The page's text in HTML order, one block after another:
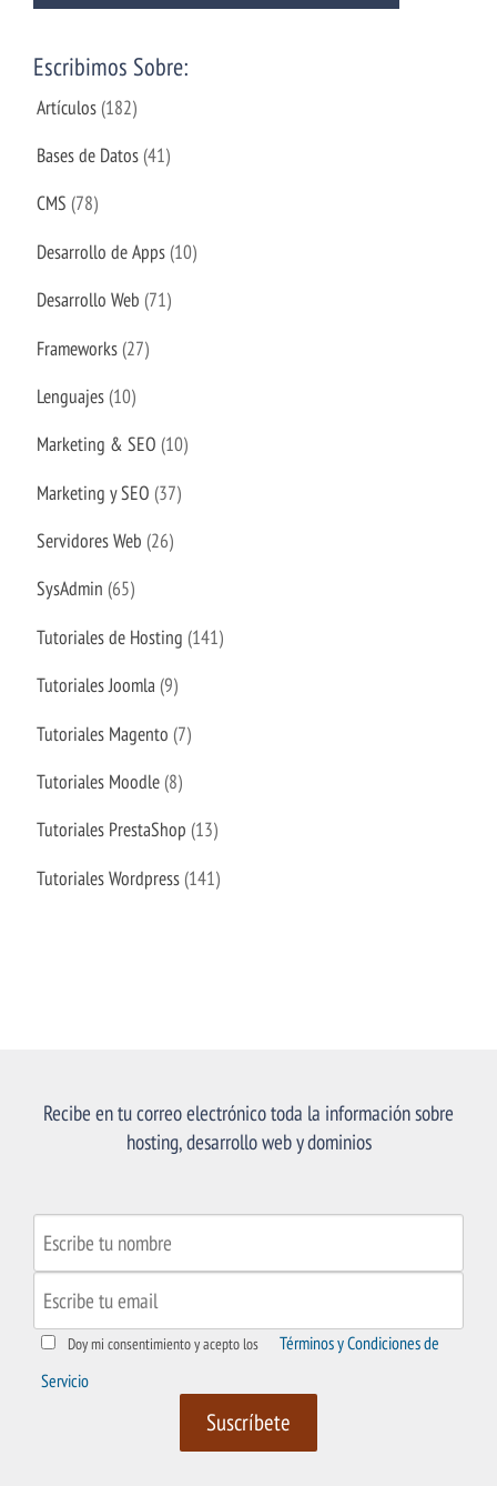
Escribimos Sobre:
Artículos (182)
Bases de Datos (41)
CMS (78)
Desarrollo de Apps (10)
Desarrollo Web (71)
Frameworks (27)
Lenguajes (10)
Marketing & SEO (10)
Marketing y SEO (37)
Servidores Web (26)
SysAdmin (65)
Tutoriales de Hosting (141)
Tutoriales Joomla (9)
Tutoriales Magento (7)
Tutoriales Moodle (8)
Tutoriales PrestaShop (13)
Tutoriales Wordpress (141)
Recibe en tu correo electrónico toda la información sobre
hosting, desarrollo web y dominios
Doy mi consentimiento y acepto los
Términos y Condiciones de
Servicio